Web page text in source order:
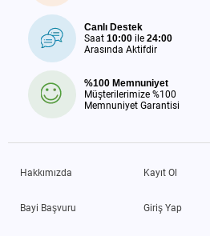
Canlı Destek
Saat 10:00 ile 24:00
Arasında Aktifdir
%100 Memnuniyet
Müşterilerimize %100
Memnuniyet Garantisi
Hakkımızda
Bayi Başvuru
Kayıt Ol
Giriş Yap